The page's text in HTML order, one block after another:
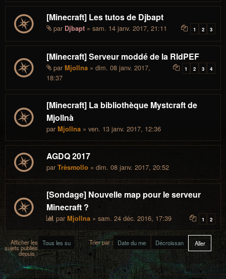
[Minecraft] Les tutos de Djbapt
1 2 3
par Djbapt » sam. 14 janv. 2017, 21:11
[Minecraft] Serveur moddé de la RIdPEF
1 2 3 4
par Mjollna » dim. 08 janv. 2017,
18:37
[Minecraft] La bibliothèque Mystcraft de
Mjollnà
par Mjollna » ven. 13 janv. 2017, 12:36
AGDQ 2017
par Trèsmollo » dim. 08 janv. 2017, 20:52
[Sondage] Nouvelle map pour le serveur
Minecraft ?
1 2
par Mjollna » sam. 24 déc. 2016, 17:39
Afficher les
sujets publiés
depuis :
Trier par :